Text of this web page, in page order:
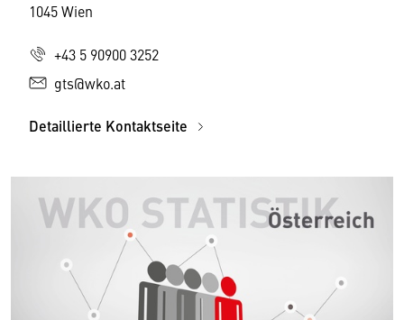
1045 Wien
+43 5 90900 3252
gts@wko.at
Detaillierte Kontaktseite